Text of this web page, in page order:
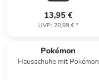
13,95 €
UVP: 20,99 €*
Pokémon
Hausschuhe mit Pokémon